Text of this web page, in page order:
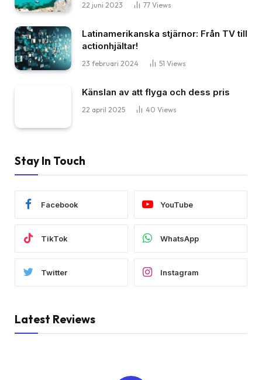
22 juni 2023 77 Views
Latinamerikanska stjärnor: Från TV till
actionhjältar!
23 februari 2024 51 Views
Känslan av att flyga och dess pris
22 april 2025 40 Views
Stay In Touch
Facebook YouTube
TikTok WhatsApp
Twitter Instagram
Latest Reviews